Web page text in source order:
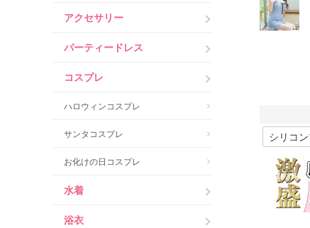
アクセサリー
パーティードレス
コスプレ
ハロウィンコスプレ
サンタコスプレ
お化けの日コスプレ
水着
浴衣